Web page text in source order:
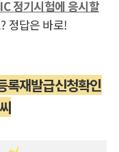
정기시험에 응시할
? 정답은 바로!
록재발급신청확인